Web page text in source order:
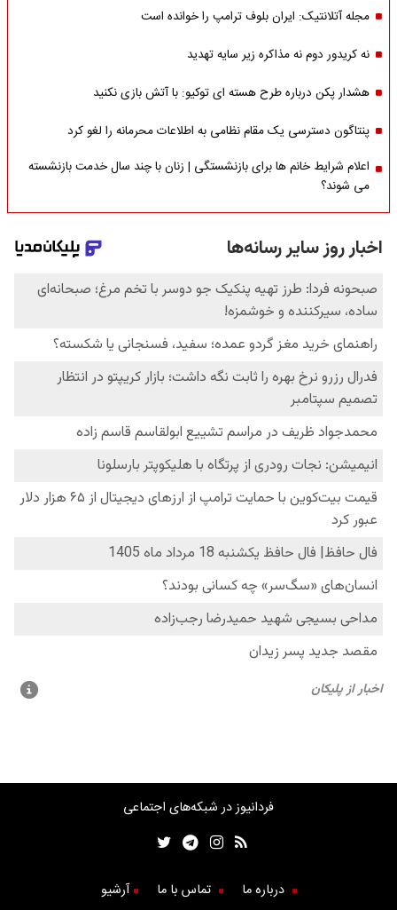
مجله آتلانتیک: ایران بلوف ترامپ را خوانده است
نه کریدور دوم نه مذاکره زیر سایه تهدید
هشدار پکن درباره طرح هسته ای توکیو: با آتش بازی نکنید
پنتاگون دسترسی یک مقام نظامی به اطلاعات محرمانه را لغو کرد
اعلام شرایط خانم ها برای بازنشستگی | زنان با چند سال خدمت بازنشسته
می شوند؟
فردانیوز در شبکه‌های اجتماعی
درباره ما تماس با ما آرشیو